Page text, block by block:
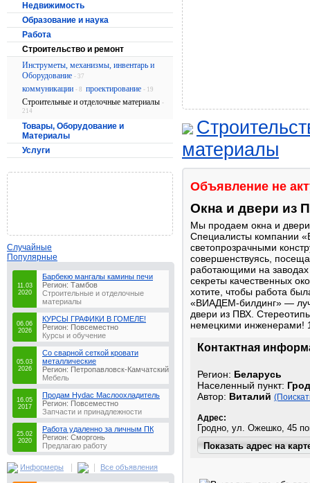
Недвижимость
Образование и наука
Работа
Строительство и ремонт
Инструметы, механизмы, инвентарь и
Оборудование - 37
коммуникации - 8 проектирование - 19
Строительные и отделочные материалы -
214
Товары, Оборудование и
Материалы
Услуги
Случайные
Популярные
11.03
2020
Барбекю мангалы камины печи
Регион: Тамбов
Строительные и отделочные
материалы
06.06
2026
КУРСЫ ГРАФИКИ В ГОМЕЛЕ!
Регион: Повсеместно
Курсы и обучение
05.03
2026
Со сварной сеткой кровати
металлические
Регион: Петропавловск-Камчатский
Мебель
16.05
2017
Продам Hydac Маслоохладитель
Регион: Повсеместно
Запчасти и принадлежности
25.02
2020
Работа удаленно за личным ПК
Регион: Сморгонь
Предлагаю работу
Информеры Все объявления
материалы
Объявление не
Окна и двери из
Мы продаем окна и
Специалисты компании
светопрозрачными
совершенствуясь,
работающими на
секреты качественных
хотите, чтобы работа
«ВИАДЕМ-билдинг» —
двери из ПВХ.
немецкими
Контактная
Регион: Беларусь
Населенный пункт:
Автор: Виталий
Адрес: